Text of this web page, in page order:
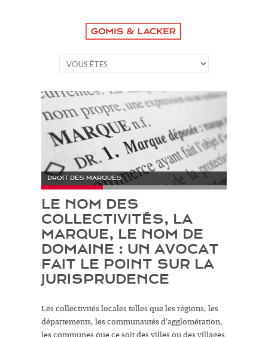
DES MARQUES DROIT D'AUTEUR
LE NOM DES
COLLECTIVITÉS, LA
MARQUE, LE NOM DE
DOMAINE : UN AVOCAT
FAIT LE POINT SUR LA
JURISPRUDENCE
Lescollectivités localestelles que les régions, les
départements, les communautés d’agglomération,